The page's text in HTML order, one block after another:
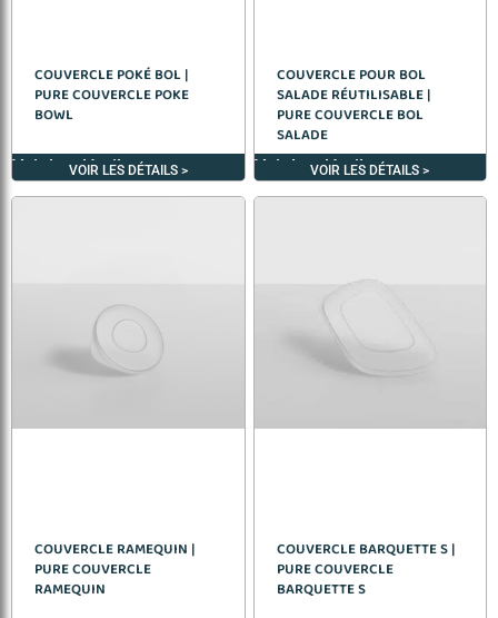
COUVERCLE POKÉ BOL |
PURE COUVERCLE POKE
BOWL
VOIR LES DÉTAILS >
Voir les détails >
COUVERCLE POUR BOL
SALADE RÉUTILISABLE |
PURE COUVERCLE BOL
SALADE
VOIR LES DÉTAILS >
Voir les détails >
COUVERCLE RAMEQUIN |
PURE COUVERCLE
RAMEQUIN
COUVERCLE BARQUETTE S |
PURE COUVERCLE
BARQUETTE S